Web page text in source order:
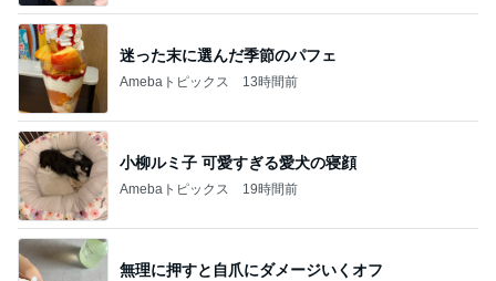
迷った末に選んだ季節のパフェ
Amebaトピックス 13時間前
小柳ルミ子 可愛すぎる愛犬の寝顔
Amebaトピックス 19時間前
無理に押すと自爪にダメージいくオフ